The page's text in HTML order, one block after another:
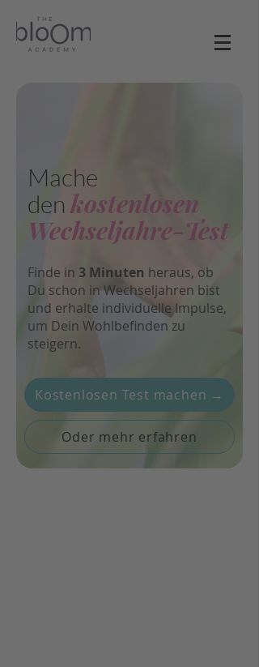
Mache
den kostenlosen
Wechseljahre-Test
Finde in 3 Minuten heraus, ob
Du schon in Wechseljahren bist
und erhalte individuelle Impulse,
um Dein Wohlbefinden zu
steigern.
Kostenlosen Test machen →
Oder mehr erfahren